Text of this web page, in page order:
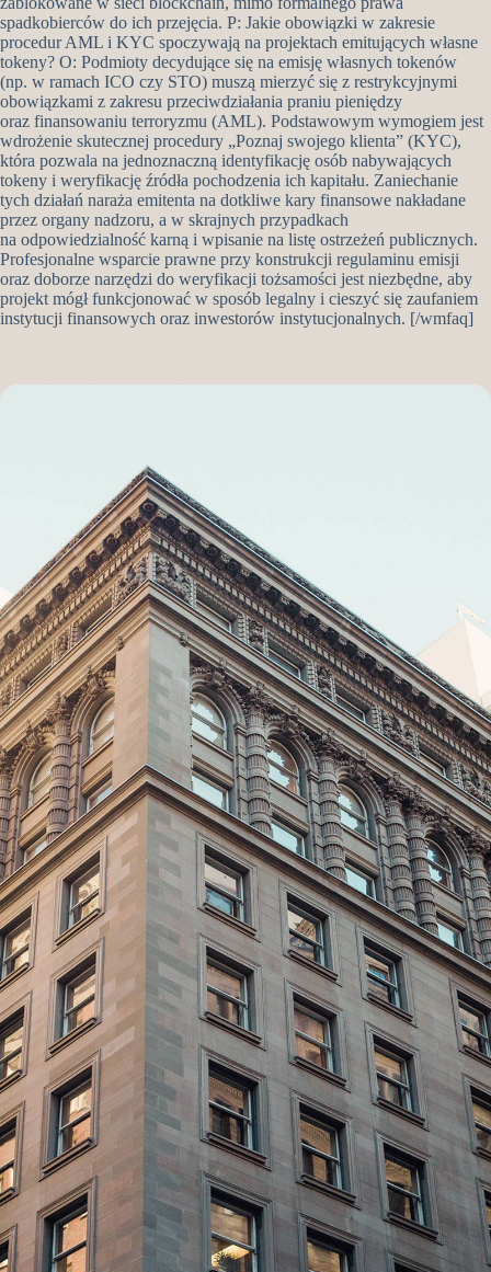
spadkobierców do ich przejęcia. P: Jakie obowiązki w zakresie
procedur AML i KYC spoczywają na projektach emitujących własne
tokeny? O: Podmioty decydujące się na emisję własnych tokenów
(np. w ramach ICO czy STO) muszą mierzyć się z restrykcyjnymi
obowiązkami z zakresu przeciwdziałania praniu pieniędzy
oraz finansowaniu terroryzmu (AML). Podstawowym wymogiem jest
wdrożenie skutecznej procedury „Poznaj swojego klienta” (KYC),
która pozwala na jednoznaczną identyfikację osób nabywających
tokeny i weryfikację źródła pochodzenia ich kapitału. Zaniechanie
tych działań naraża emitenta na dotkliwe kary finansowe nakładane
przez organy nadzoru, a w skrajnych przypadkach
na odpowiedzialność karną i wpisanie na listę ostrzeżeń publicznych.
Profesjonalne wsparcie prawne przy konstrukcji regulaminu emisji
oraz doborze narzędzi do weryfikacji tożsamości jest niezbędne, aby
projekt mógł funkcjonować w sposób legalny i cieszyć się zaufaniem
instytucji finansowych oraz inwestorów instytucjonalnych. [/wmfaq]